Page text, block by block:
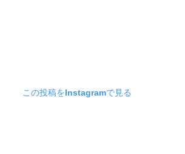
この投稿をInstagramで見る